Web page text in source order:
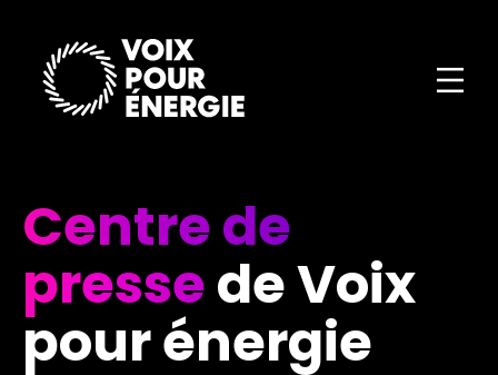
Centre de
presse de Voix
pour énergie